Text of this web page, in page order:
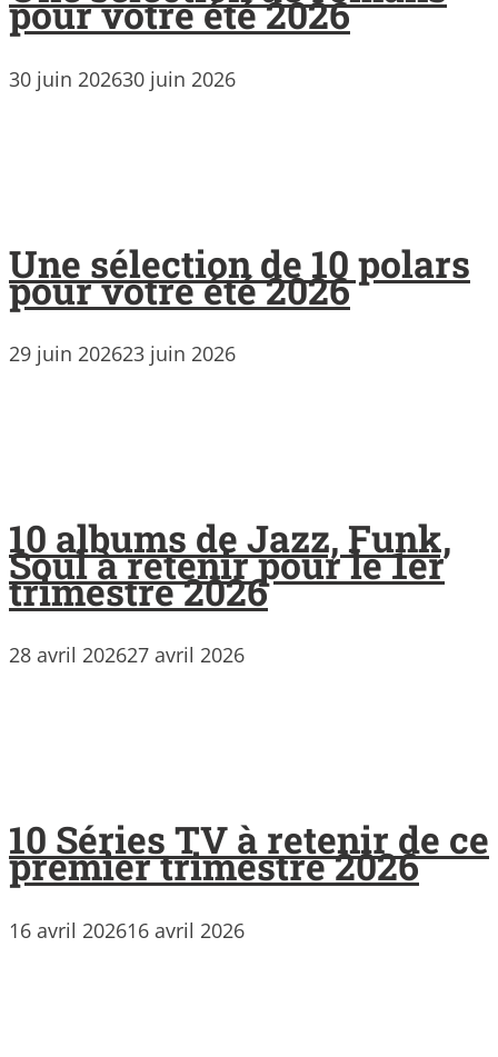
pour votre été 2026
30 juin 202630 juin 2026
Une sélection de 10 polars
pour votre été 2026
29 juin 202623 juin 2026
10 albums de Jazz, Funk,
Soul à retenir pour le 1er
trimestre 2026
28 avril 202627 avril 2026
10 Séries TV à retenir de ce
premier trimestre 2026
16 avril 202616 avril 2026